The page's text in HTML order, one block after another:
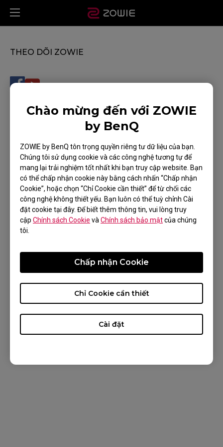
Chào mừng đến với ZOWIE
by BenQ
ZOWIE by BenQ tôn trọng quyền riêng tư dữ liệu của bạn.
Chúng tôi sử dụng cookie và các công nghệ tương tự để
mang lại trải nghiệm tốt nhất khi bạn truy cập website. Bạn
có thể chấp nhận cookie này bằng cách nhấn “Chấp nhận
Cookie”, hoặc chọn “Chỉ Cookie cần thiết” để từ chối các
công nghệ không thiết yếu. Bạn luôn có thể tuỳ chỉnh Cài
đặt cookie tại đây. Để biết thêm thông tin, vui lòng truy
cập Chính sách Cookie và Chính sách bảo mậtcủa chúng
tôi.
Cài đặt
Chỉ Cookie cần thiết
Chấp nhận Cookie
THEO DÕI ZOWIE
ĐỊA ĐIỂM MUA HÀNG
HỖ TRỢ
TẢI VỀ
LIÊN HỆ
KIẾN THỨC SẢN PHẨM
Tiếng Việt
Copyright © 2024 BenQ. All rights reserved.Điều khoản bảo mật&